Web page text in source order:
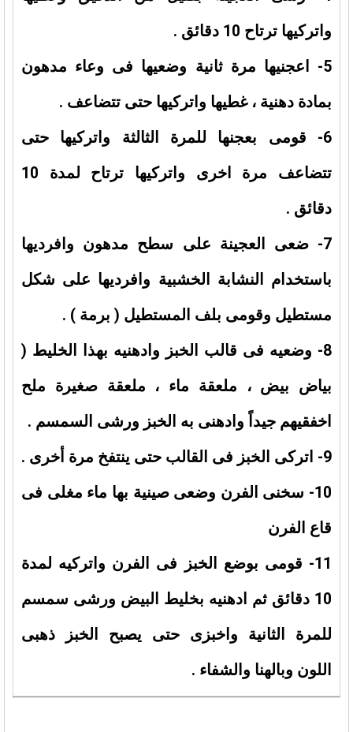
واتركيها ترتاح 10 دقائق .
5- اعجنيها مرة ثانية وضعيها فى وعاء مدهون
بمادة دهنية ، غطيها واتركيها حتى تتضاعف .
6- قومى بعجنها للمرة الثالثة واتركيها حتى
تتضاعف مرة اخرى واتركيها ترتاح لمدة 10
دقائق .
7- ضعى العجينة على سطح مدهون وافرديها
باستخدام النشابة الخشبية وافرديها على شكل
مستطيل وقومى بلف المستطيل ( برمة ) .
8- وضعيه فى قالب الخبز وادهنيه بهذا الخليط (
بياض بيض ، ملعقة ماء ، ملعقة صغيرة ملح
اخفقيهم جيداً وادهنى به الخبز ورشى السمسم .
9- اتركى الخبز فى القالب حتى ينتفخ مرة أخرى .
10- سخنى الفرن وضعى صينية بها ماء مغلى فى
قاع الفرن
11- قومى بوضع الخبز فى الفرن واتركيه لمدة
10 دقائق ثم ادهنيه بخليط البيض ورشى سمسم
للمرة الثانية واخبزى حتى يصبح الخبز ذهبى
اللون وبالهنا والشفاء .